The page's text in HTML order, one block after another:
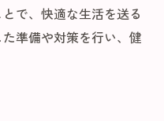
で、快適な生活を送る
準備や対策を行い、健